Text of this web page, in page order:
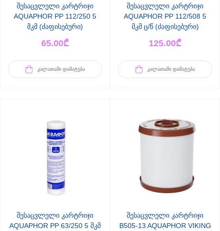
შესაცვლელი კარტრიჯი
AQUAPHOR PP 112/250 5
მკმ (ძაფისებური)
65.00₾
ᲙᲐᲚᲐᲗᲐᲨᲘ ᲓᲐᲛᲐᲢᲔᲑᲐ
შესაცვლელი კარტრიჯი
AQUAPHOR РР 112/508 5
მკმ ც/წ (ძაფისებური)
125.00₾
ᲙᲐᲚᲐᲗᲐᲨᲘ ᲓᲐᲛᲐᲢᲔᲑᲐ
შესაცვლელი კარტრიჯი
AQUAPHOR РР 63/250 5 მკმ
შესაცვლელი კარტრიჯი
B505-13 AQUAPHOR VIKING